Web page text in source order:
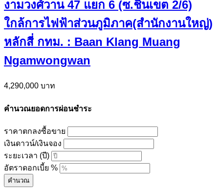
งามวงศ์วาน 47 แยก 6 (ซ.ชินเขต 2/6)
ใกล้การไฟฟ้าส่วนภูมิภาค(สำนักงานใหญ่)
หลักสี่ กทม. : Baan Klang Muang
Ngamwongwan
4,290,000 บาท
คำนวณยอดการผ่อนชำระ
ราคาตกลงซื้อขาย
เงินดาวน์/เงินจอง
ระยะเวลา (ปี)
อัตราดอกเบี้ย %
คำนวณ